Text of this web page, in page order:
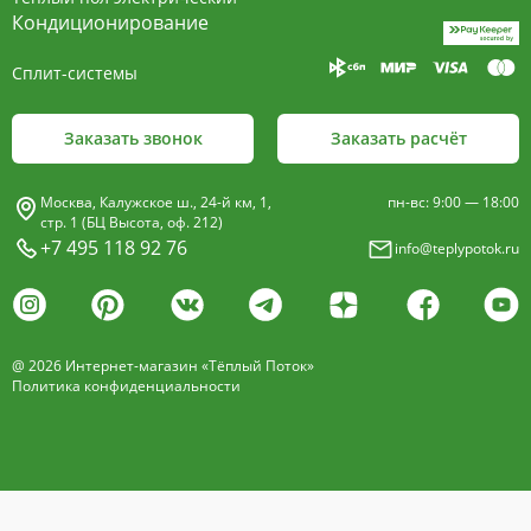
пластины, покрыт износостойким порошковым
покрытием чёрного цвета.
- изготавливается двух типов: рулонная и
анодированный алюминий четырёх цветов -
золото, бронза, чёрный, серебро (без доплат)
дерево – дуб натуральный
нержавеющая сталь
Кондиционирование
Сплит-системы
Заказать звонок Заказать расчёт
Москва, Калужское ш., 24-й км, 1,
стр. 1 (БЦ Высота, оф. 212)
+7 495 118 92 76
пн-вс: 9:00 — 18:00
info@teplypotok.ru
@ 2026 Интернет-магазин «Тёплый Поток»
Политика конфиденциальности